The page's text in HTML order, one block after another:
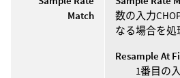
Match
数の入力
なる場合を処
Resample At
1番目の